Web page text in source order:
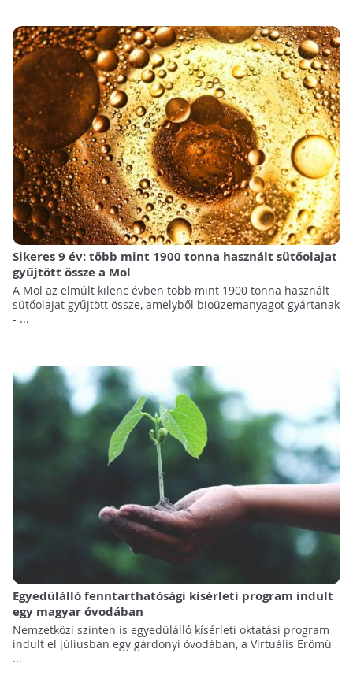
Sikeres 9 év: több mint 1900 tonna használt sütőolajat
gyűjtött össze a Mol
A Mol az elmúlt kilenc évben több mint 1900 tonna használt
sütőolajat gyűjtött össze, amelyből bioüzemanyagot gyártanak
- ...
Egyedülálló fenntarthatósági kísérleti program indult
egy magyar óvodában
Nemzetközi szinten is egyedülálló kísérleti oktatási program
indult el júliusban egy gárdonyi óvodában, a Virtuális Erőmű
...